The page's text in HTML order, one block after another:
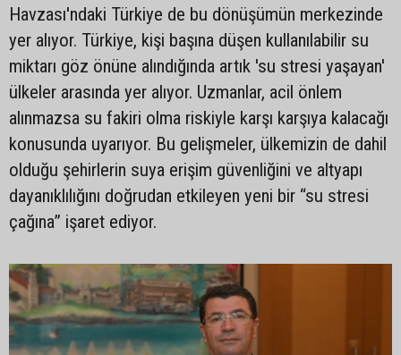
Havzası'ndaki Türkiye de bu dönüşümün merkezinde
yer alıyor. Türkiye, kişi başına düşen kullanılabilir su
miktarı göz önüne alındığında artık 'su stresi yaşayan'
ülkeler arasında yer alıyor. Uzmanlar, acil önlem
alınmazsa su fakiri olma riskiyle karşı karşıya kalacağı
konusunda uyarıyor. Bu gelişmeler, ülkemizin de dahil
olduğu şehirlerin suya erişim güvenliğini ve altyapı
dayanıklılığını doğrudan etkileyen yeni bir “su stresi
çağına” işaret ediyor.